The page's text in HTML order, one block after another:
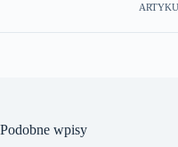
Podobne wpisy